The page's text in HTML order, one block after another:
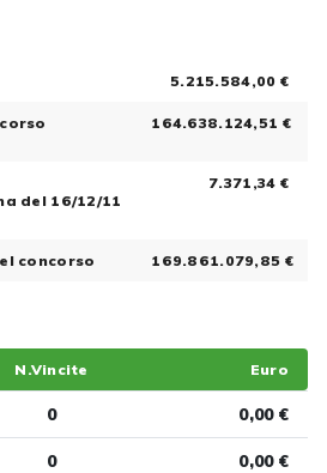
5.215.584,00 €
164.638.124,51 €
del 16/12/11
7.371,34 €
concorso 169.861.079,85 €
N.Vincite Euro
0 0,00 €
0 0,00 €